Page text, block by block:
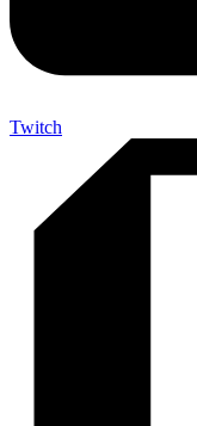
Twitch